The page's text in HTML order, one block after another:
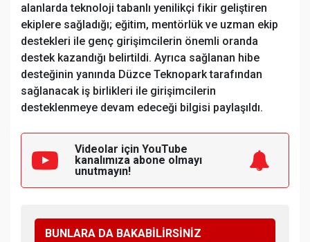
alanlarda teknoloji tabanlı yenilikçi fikir geliştiren
ekiplere sağladığı; eğitim, mentörlük ve uzman ekip
destekleri ile genç girişimcilerin önemli oranda
destek kazandığı belirtildi. Ayrıca sağlanan hibe
desteğinin yanında Düzce Teknopark tarafından
sağlanacak iş birlikleri ile girişimcilerin
desteklenmeye devam edeceği bilgisi paylaşıldı.
Videolar için YouTube
kanalımıza abone olmayı
unutmayın!
BUNLARA DA BAKABİLİRSİNİZ